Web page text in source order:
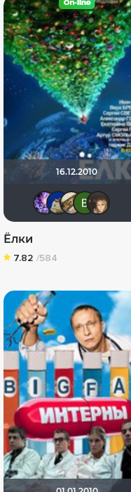
16.12.2010
Artt
Ёлки
7.82 /584